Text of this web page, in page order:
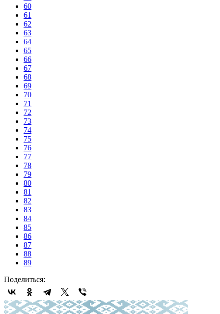
60
61
62
63
64
65
66
67
68
69
70
71
72
73
74
75
76
77
78
79
80
81
82
83
84
85
86
87
88
89
Поделиться: